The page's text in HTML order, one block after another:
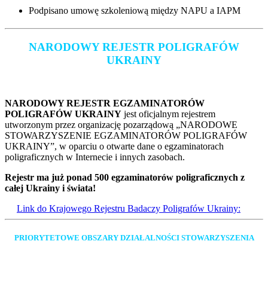
Podpisano umowę szkoleniową między NAPU a IAPM
NARODOWY REJESTR POLIGRAFÓW
UKRAINY
NARODOWY REJESTR EGZAMINATORÓW
POLIGRAFÓW UKRAINY jest oficjalnym rejestrem
utworzonym przez organizację pozarządową „NARODOWE
STOWARZYSZENIE EGZAMINATORÓW POLIGRAFÓW
UKRAINY”, w oparciu o otwarte dane o egzaminatorach
poligraficznych w Internecie i innych zasobach.
Rejestr ma już ponad 500 egzaminatorów poligraficznych z
całej Ukrainy i świata!
Link do Krajowego Rejestru Badaczy Poligrafów Ukrainy:
PRIORYTETOWE OBSZARY DZIAŁALNOŚCI STOWARZYSZENIA